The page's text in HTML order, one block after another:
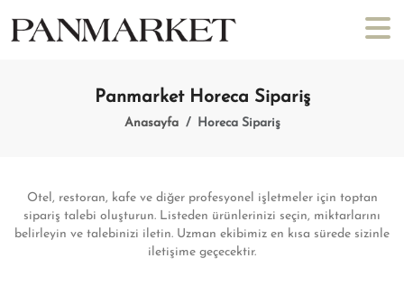
Panmarket Horeca Sipariş
Anasayfa Horeca Sipariş
Otel, restoran, kafe ve diğer profesyonel işletmeler için toptan
sipariş talebi oluşturun. Listeden ürünlerinizi seçin, miktarlarını
belirleyin ve talebinizi iletin. Uzman ekibimiz en kısa sürede sizinle
iletişime geçecektir.